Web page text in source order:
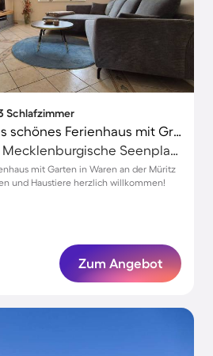
Schlafzimmer
Kinderfreundliches schönes Ferienhaus mit Grill, Garten und Terrasse | Hunde erlaubt
Waren (Müritz), Mecklenburgische Seenplatte, Deutschland
mit Garten in Waren an der Müritz
und Haustiere herzlich willkommen!
Zum Angebot